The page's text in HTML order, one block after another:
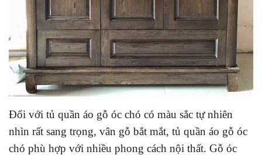
Đối với tủ quần áo gỗ óc chó có màu sắc tự nhiên
nhìn rất sang trọng, vân gỗ bắt mắt, tủ quần áo gỗ óc
chó phù hợp với nhiều phong cách nội thất. Gỗ óc